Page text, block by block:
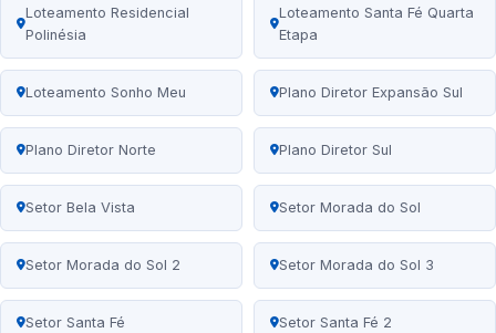
Loteamento Residencial
Polinésia
Loteamento Santa Fé Quarta
Etapa
Loteamento Sonho Meu Plano Diretor Expansão Sul
Plano Diretor Norte Plano Diretor Sul
Setor Bela Vista Setor Morada do Sol
Setor Morada do Sol 2 Setor Morada do Sol 3
Setor Santa Fé Setor Santa Fé 2